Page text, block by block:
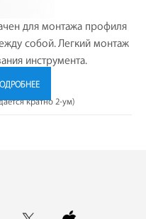
для монтажа профиля
собой. Легкий монтаж
инструмента.
кратно 2-ум)